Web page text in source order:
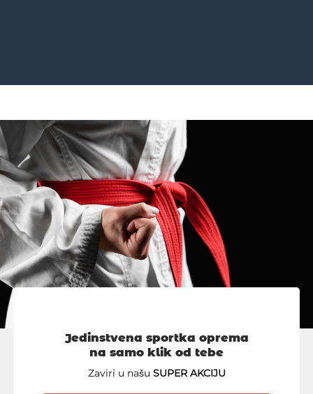
Jedinstvena sportka oprema
na samo klik od tebe
Zaviri u našu SUPER AKCIJU